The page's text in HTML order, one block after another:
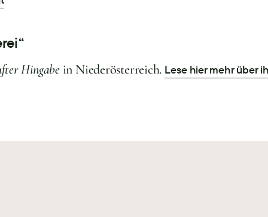
Hingabein Niederösterreich. Lese hier mehr über